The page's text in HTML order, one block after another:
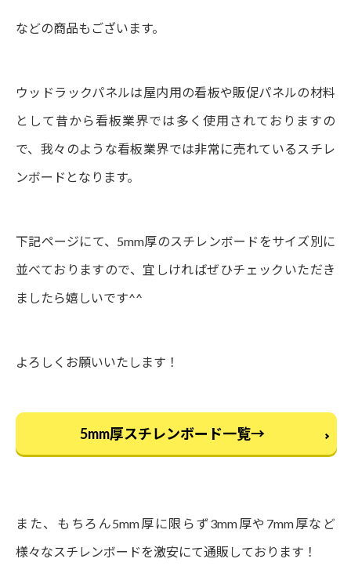
などの商品もございます。
ウッドラックパネルは屋内用の看板や販促パネルの材料
として昔から看板業界では多く使用されておりますの
で、我々のような看板業界では非常に売れているスチレ
ンボードとなります。
下記ページにて、5mm厚のスチレンボードをサイズ別に
並べておりますので、宜しければぜひチェックいただき
ましたら嬉しいです^^
よろしくお願いいたします！
5mm厚スチレンボード一覧→
また、もちろん5mm厚に限らず3mm厚や7mm厚など
様々なスチレンボードを激安にて通販しております！